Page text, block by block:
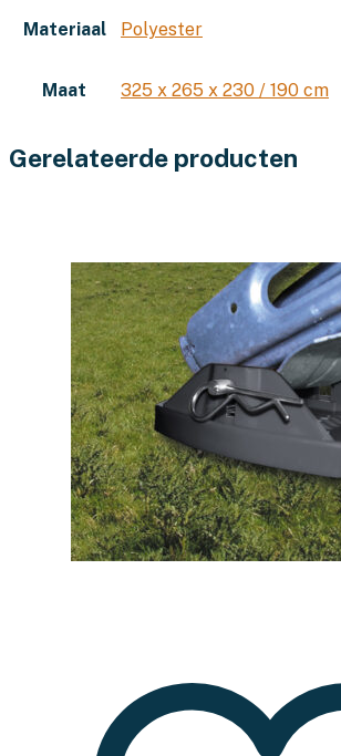
Materiaal Polyester
Maat 325 x 265 x 230 / 190 cm
Gerelateerde producten